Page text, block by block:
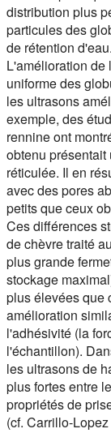
distribution plus
particules des
de rétention d'eau.
L'amélioration de
uniforme des
les ultrasons
exemple, des
rennine ont
obtenu
réticulée. Il en
avec des pores
petits que ceux
Ces différences
de chèvre traité
plus grande
stockage
plus élevées que
amélioration
l'adhésivité (la
l'échantillon).
les ultrasons de
plus fortes entre
propriétés de
(cf. Carrillo-